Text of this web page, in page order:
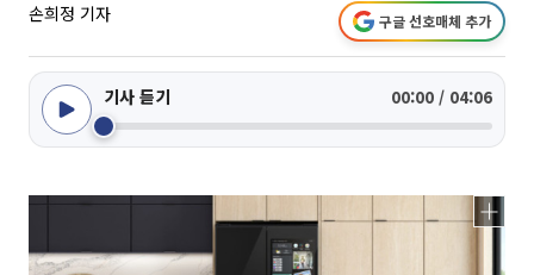
손희정 기자 구글 선호매체 추가
기사 듣기 00:00 / 04:06